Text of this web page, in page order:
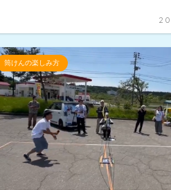
筒けんの楽しみ方